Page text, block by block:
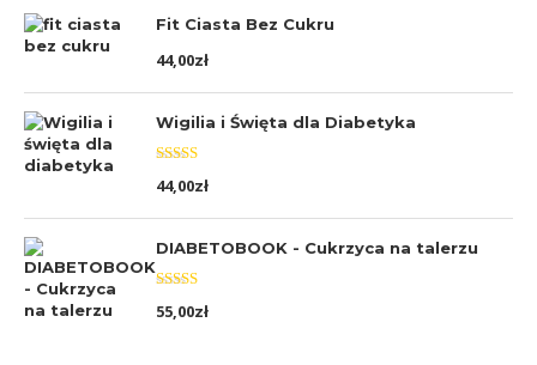
Fit Ciasta Bez Cukru
44,00zł
Wigilia i Święta dla Diabetyka
Oceniono
5.00na 5
44,00zł
DIABETOBOOK - Cukrzyca na talerzu
Oceniono
5.00na 5
55,00zł